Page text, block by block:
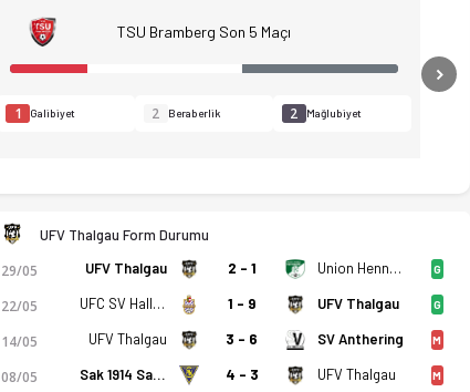
TSU Bramberg Son 5 Maçı
1 Galibiyet 2 Beraberlik 2 Mağlubiyet
UFV Thalgau Form Durumu
29/05 UFV Thalgau 2 - 1 Union Henndorf G
22/05 UFC SV Hallwang 1 - 9 UFV Thalgau G
14/05 UFV Thalgau 3 - 6 SV Anthering M
08/05 Sak 1914 Salzburg 4 - 3 UFV Thalgau M